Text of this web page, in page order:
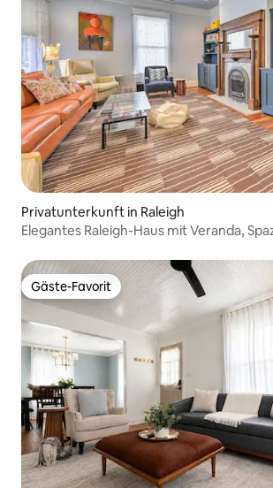
Privatunterkunft in Raleigh
Elegantes Raleigh-Haus mit Veranda,
Gäste-Favorit
Gäste-Favorit